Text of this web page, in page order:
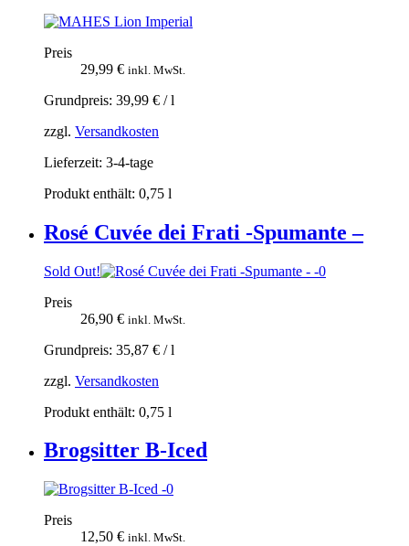
Preis
29,99 € inkl. MwSt.
Grundpreis: 39,99 € /l
zzgl. Versandkosten
Lieferzeit: 3-4-tage
Produkt enthält: 0,75 l
Rosé Cuvée dei Frati -Spumante –
Sold Out!
Preis
26,90 € inkl. MwSt.
Grundpreis: 35,87 € /l
zzgl. Versandkosten
Produkt enthält: 0,75 l
Brogsitter B-Iced
Preis
12,50 € inkl. MwSt.